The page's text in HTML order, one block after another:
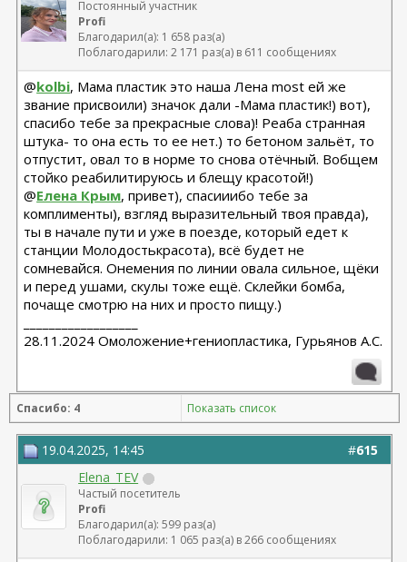
Постоянный участник
Profi
Благодарил(а): 1 658 раз(а)
Поблагодарили: 2 171 раз(а) в 611 сообщениях
@kolbi, Мама пластик это наша Лена most ей же
звание присвоили) значок дали -Мама пластик!) вот),
спасибо тебе за прекрасные слова)! Реаба странная
штука- то она есть то ее нет.) то бетоном зальёт, то
отпустит, овал то в норме то снова отёчный. Вобщем
стойко реабилитируюсь и блещу красотой!)
@Елена Крым, привет), спасииибо тебе за
комплименты), взгляд выразительный твоя правда),
ты в начале пути и уже в поезде, который едет к
станции Молодостькрасота), всё будет не
сомневайся. Онемения по линии овала сильное, щёки
и перед ушами, скулы тоже ещё. Склейки бомба,
почаще смотрю на них и просто пищу.)
28.11.2024 Омоложение+гениопластика, Гурьянов А.С.
Спасибо: 4 Показать список
#615
19.04.2025, 14:45
Elena_TEV
Частый посетитель
Profi
Благодарил(а): 599 раз(а)
Поблагодарили: 1 065 раз(а) в 266 сообщениях